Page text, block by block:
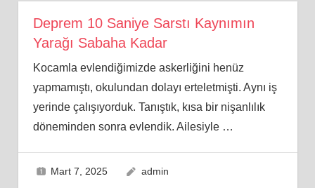
Deprem 10 Saniye Sarstı Kaynımın
Yarağı Sabaha Kadar
Kocamla evlendiğimizde askerliğini henüz
yapmamıştı, okulundan dolayı erteletmişti. Aynı iş
yerinde çalışıyorduk. Tanıştık, kısa bir nişanlılık
döneminden sonra evlendik. Ailesiyle …
Mart 7, 2025 admin